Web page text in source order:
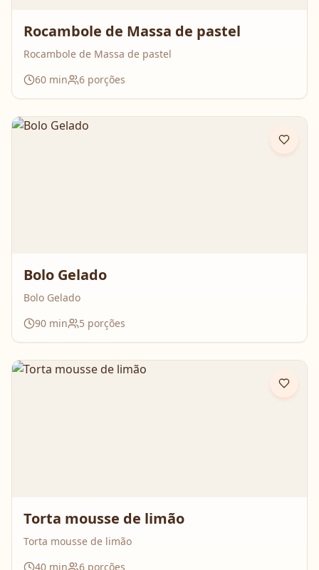
Rocambole de Massa de pastel
Rocambole de Massa de pastel
60 min 6 porções
Bolo Gelado
Bolo Gelado
90 min 5 porções
Torta mousse de limão
Torta mousse de limão
40 min 6 porções